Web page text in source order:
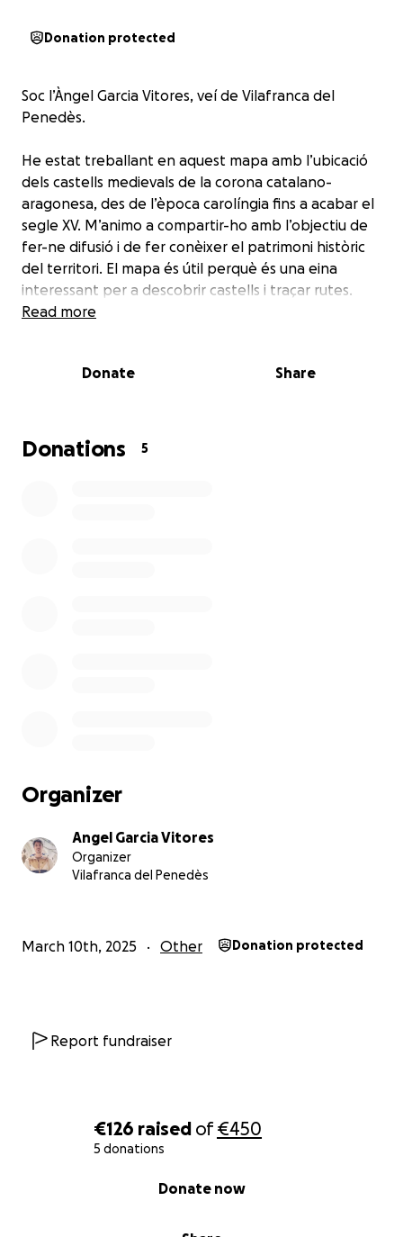
€126 raised of€450
5 donations
Donate now
Donation protected
Soc l’Àngel Garcia Vitores, veí de Vilafranca del
Penedès.
He estat treballant en aquest mapa amb l’ubicació
dels castells medievals de la corona catalano-
aragonesa, des de l’època carolíngia fins a acabar el
segle XV. M’animo a compartir-ho amb l’objectiu de
fer-ne difusió i de fer conèixer el patrimoni històric
del territori. El mapa és útil perquè és una eina
interessant per a descobrir castells i traçar rutes.
amb l’aplicació Google Maps. Cada castell té un
de comunicació (camins), capitals dels comtats i
rutes sempre hi havia algun castell, així que vaig
posar-ho tot sobre un mapa per a poder anar a
visitar-los. A poc a poc, he anat ampliant fins a
incorporar els regnes d’Aragó, Sardenya, Mallorca i
València, entre altres. En un futur, m’agradaria
Estic obert a suggeriments, i sobretot a informació
Read more
Donate Share
Donations 5
Organizer
Angel Garcia Vitores
Organizer
Vilafranca del Penedès
March 10th, 2025 Other Donation protected
Report fundraiser